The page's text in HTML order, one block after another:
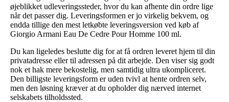
øjeblikket udleveringssteder, hvor du kan afhente din ordre lige
når det passer dig. Leveringsformen er jo virkelig bekvem, og
endda tillige den mest letkøbte leveringsversion ved køb af
Giorgio Armani Eau De Cedre Pour Homme 100 ml.
Du kan ligeledes beslutte dig for at få ordren leveret hjem til din
privatadresse eller til adressen på dit arbejde. Den viser sig godt
nok et hak mere bekostelig, men samtidig ultra ukompliceret.
Den billigste leveringsform er uden tvivl at hente ordren selv,
men den løsning kræver at du opholder dig nærved internet
selskabets tilholdssted.